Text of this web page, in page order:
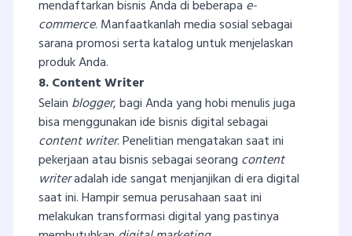
mendaftarkan bisnis Anda di beberapa e-
commerce. Manfaatkanlah media sosial sebagai
sarana promosi serta katalog untuk menjelaskan
produk Anda.
8. Content Writer
Selain blogger, bagi Anda yang hobi menulis juga
bisa menggunakan ide bisnis digital sebagai
content writer. Penelitian mengatakan saat ini
pekerjaan atau bisnis sebagai seorang content
writeradalah ide sangat menjanjikan di era digital
saat ini. Hampir semua perusahaan saat ini
melakukan transformasi digital yang pastinya